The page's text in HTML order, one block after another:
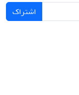
اشتراک